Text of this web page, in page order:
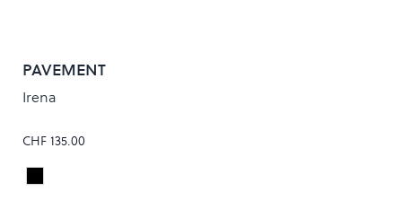
PAVEMENT
Irena
CHF 135.00
Colour
Black